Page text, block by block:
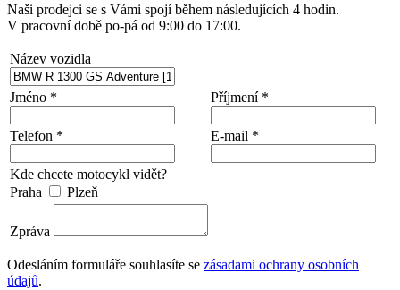
Naši prodejci se s Vámi spojí během následujících 4 hodin.
V pracovní době po-pá od 9:00 do 17:00.
Název vozidla
Jméno * Příjmení *
Telefon * E-mail *
Kde chcete motocykl vidět?
Praha
Plzeň
Zpráva
Odesláním formuláře souhlasíte se zásadami ochrany osobních
údajů.